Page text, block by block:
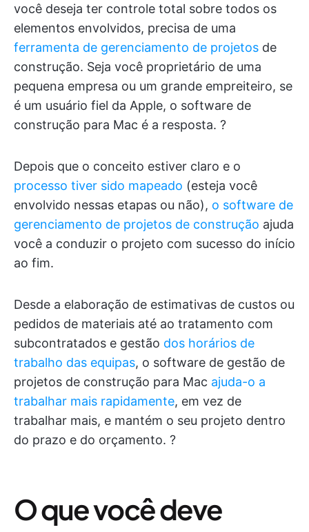
você deseja ter controle total sobre todos os
elementos envolvidos, precisa de uma
ferramenta de gerenciamento de projetos de
construção. Seja você proprietário de uma
pequena empresa ou um grande empreiteiro, se
é um usuário fiel da Apple, o software de
construção para Mac é a resposta. ?️
Depois que o conceito estiver claro e o
processo tiver sido mapeado (esteja você
envolvido nessas etapas ou não), o software de
gerenciamento de projetos de construção ajuda
você a conduzir o projeto com sucesso do início
ao fim.
Desde a elaboração de estimativas de custos ou
pedidos de materiais até ao tratamento com
subcontratados e gestão dos horários de
trabalho das equipas, o software de gestão de
projetos de construção para Mac ajuda-o a
trabalhar mais rapidamente, em vez de
trabalhar mais, e mantém o seu projeto dentro
do prazo e do orçamento. ?
O que você deve